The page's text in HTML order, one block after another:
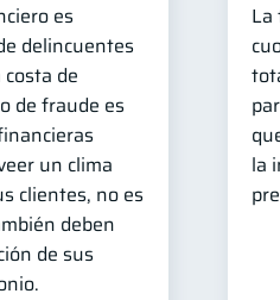
es
delincuentes
de
de fraude es
un clima
clientes, no es
deben
de sus
La
la